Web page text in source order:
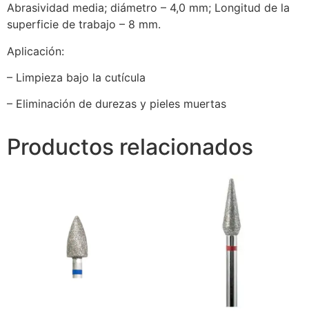
Abrasividad media; diámetro – 4,0 mm; Longitud de la
superficie de trabajo – 8 mm.
Aplicación:
– Limpieza bajo la cutícula
– Eliminación de durezas y pieles muertas
Productos relacionados